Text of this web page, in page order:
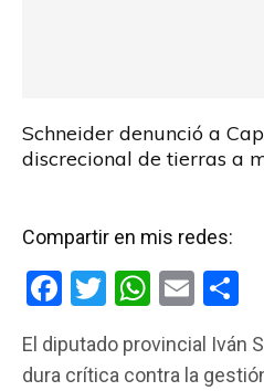
Schneider denunció a
discrecional de tierras a
Compartir en mis redes:
F
ce
T
tt
W
at
E
ail
El diputado provincial Iván
dura crítica contra la